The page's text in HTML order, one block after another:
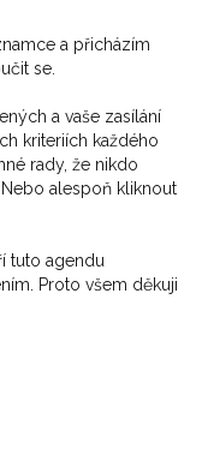
a přicházím
se.
a vaše zasílání
kriteriích každého
rady, že nikdo
alespoň kliknout
tuto agendu
Proto všem děkuji